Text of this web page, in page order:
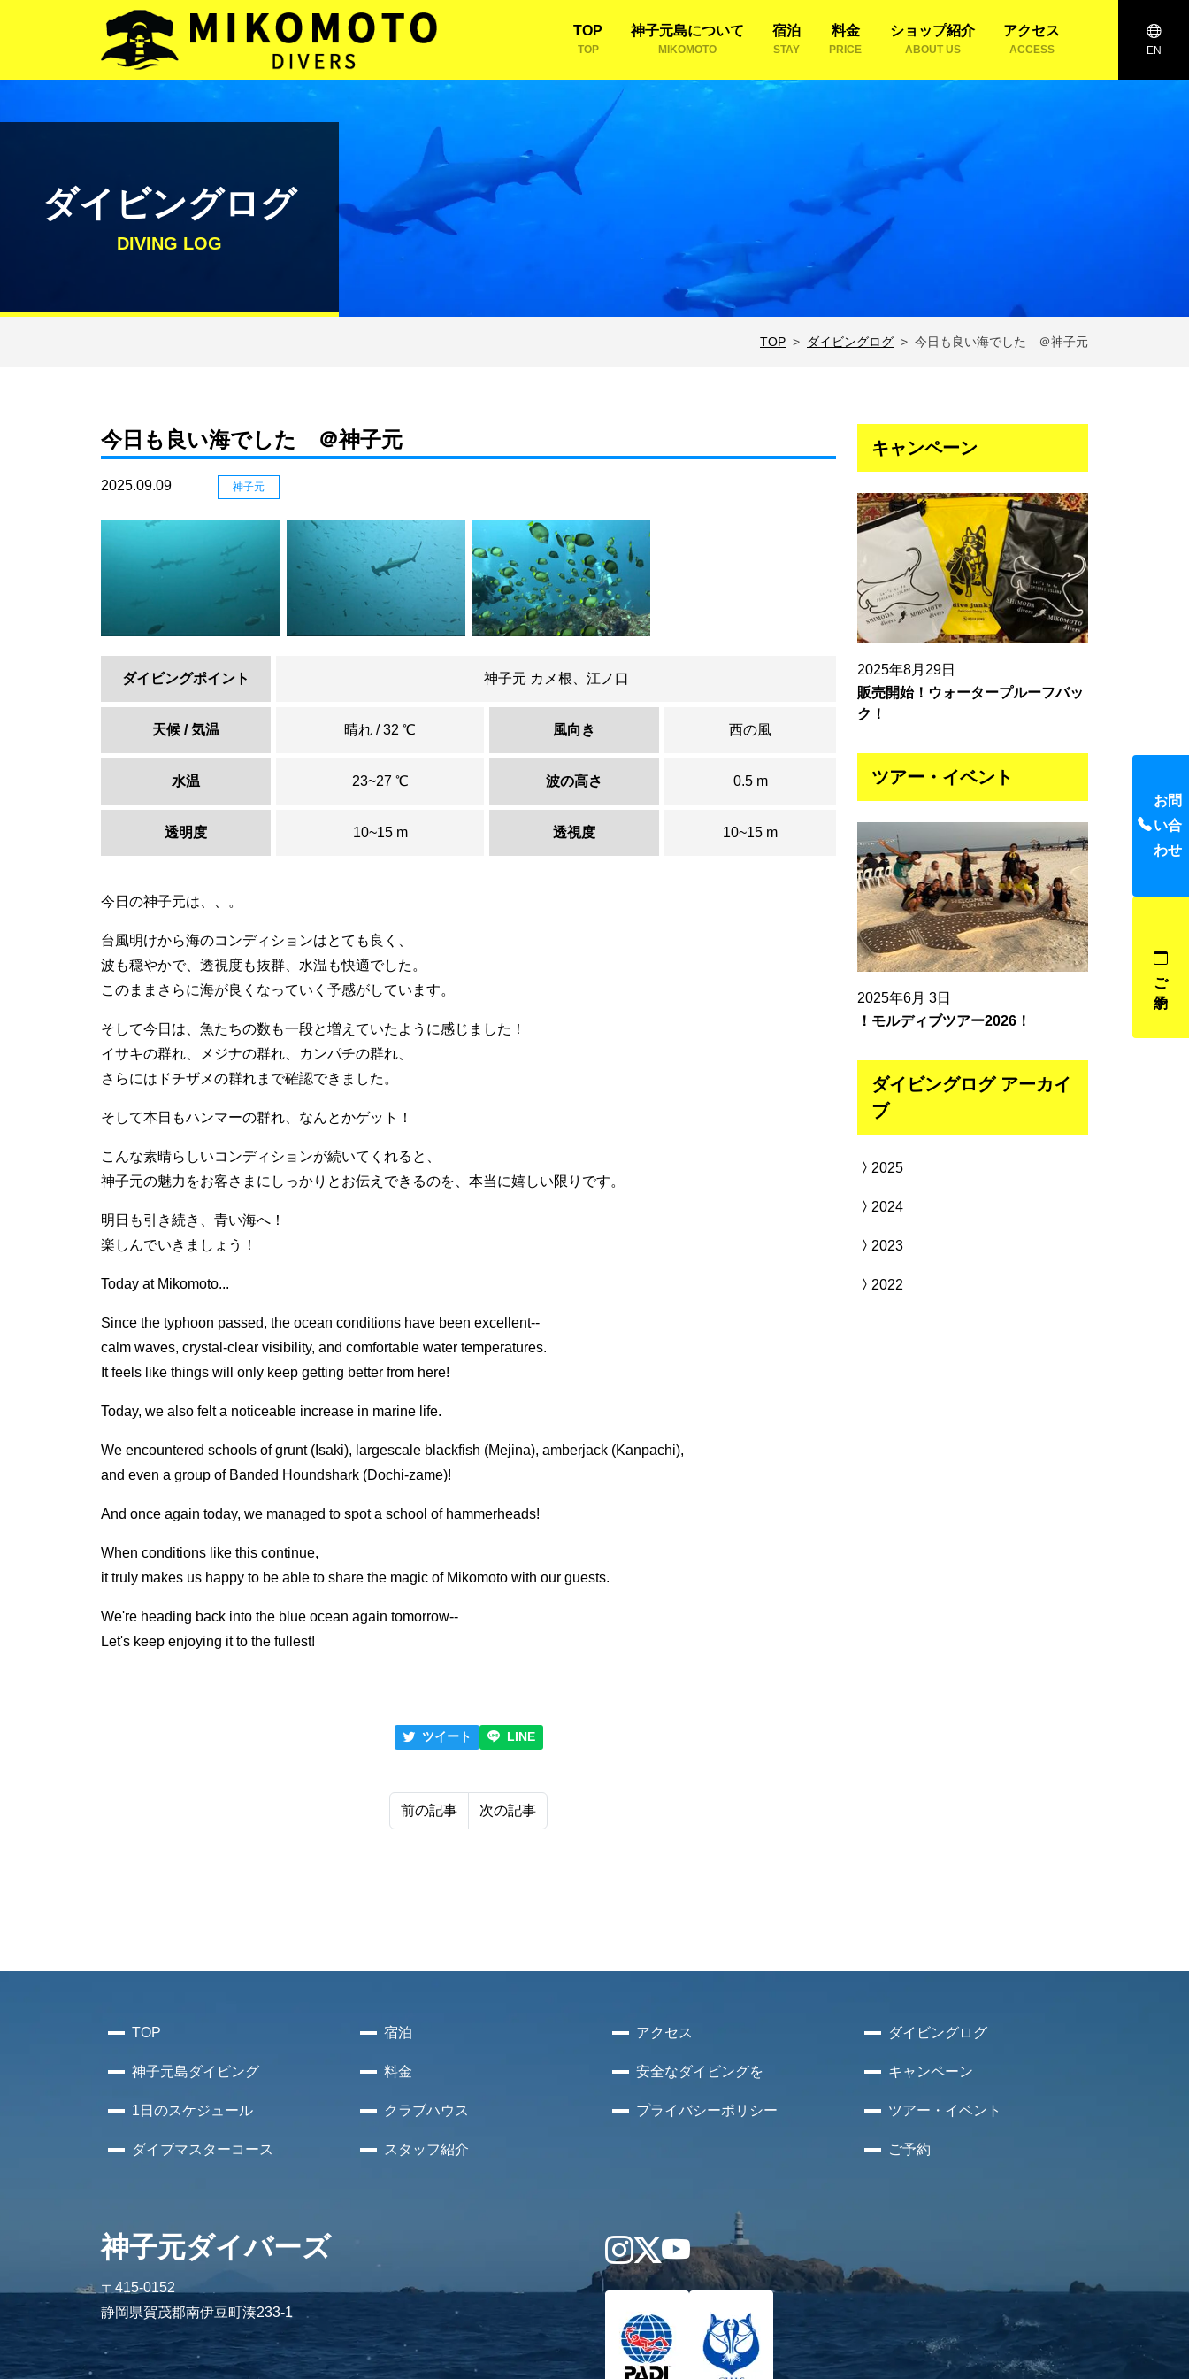
メインナビゲーション EN
TOP
TOP
神子元島について
MIKOMOTO
宿泊
STAY
料金
PRICE
ショップ紹介
ABOUT US
アクセス
ACCESS
ダイビングログ
DIVING LOG
TOP ダイビングログ 今日も良い海でした ＠神子元
今日も良い海でした ＠神子元
2025.09.09 神子元
ダイビングポイント 神子元 カメ根、江ノ口
天候 / 気温 晴れ / 32 ℃ 風向き 西の風
水温 23~27 ℃ 波の高さ 0.5 m
透明度 10~15 m 透視度 10~15 m
今日の神子元は、、。
台風明けから海のコンディションはとても良く、
波も穏やかで、透視度も抜群、水温も快適でした。
このままさらに海が良くなっていく予感がしています。
そして今日は、魚たちの数も一段と増えていたように感じました！
イサキの群れ、メジナの群れ、カンパチの群れ、
さらにはドチザメの群れまで確認できました。
そして本日もハンマーの群れ、なんとかゲット！
こんな素晴らしいコンディションが続いてくれると、
神子元の魅力をお客さまにしっかりとお伝えできるのを、本当に嬉しい限りです。
明日も引き続き、青い海へ！
楽しんでいきましょう！
Today at Mikomoto...
Since the typhoon passed, the ocean conditions have been excellent--
calm waves, crystal-clear visibility, and comfortable water temperatures.
It feels like things will only keep getting better from here!
Today, we also felt a noticeable increase in marine life.
We encountered schools of grunt (Isaki), largescale blackfish (Mejina), amberjack (Kanpachi),
and even a group of Banded Houndshark (Dochi-zame)!
And once again today, we managed to spot a school of hammerheads!
When conditions like this continue,
it truly makes us happy to be able to share the magic of Mikomoto with our guests.
We're heading back into the blue ocean again tomorrow--
Let's keep enjoying it to the fullest!
ツイート LINE
前の記事 次の記事
キャンペーン
2025年8月29日
販売開始！ウォータープルーフバッ
ク！
ツアー・イベント
2025年6月 3日
！モルディブツアー2026！
ダイビングログ アーカイ
ブ
2025
2024
2023
2022
お問
い合
わせ
ご予約
TOP
神子元島ダイビング
1日のスケジュール
ダイブマスターコース
宿泊
料金
クラブハウス
スタッフ紹介
アクセス
安全なダイビングを
プライバシーポリシー
ダイビングログ
キャンペーン
ツアー・イベント
ご予約
神子元ダイバーズ
〒415-0152
静岡県賀茂郡南伊豆町湊233-1
Instagram
X YouTube